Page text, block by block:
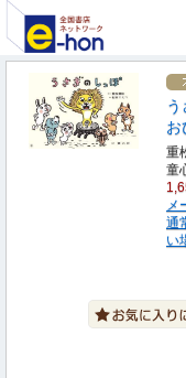
お
重
童
メ
通
い